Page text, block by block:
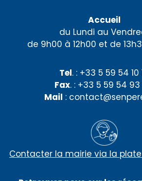
Accueil
du Lundi au
de 9h00 à 12h00 et de
Tel. : +33 5 59 54 10
Fax. : +33 5 59 54
Mail :
Contacter la mairie via la